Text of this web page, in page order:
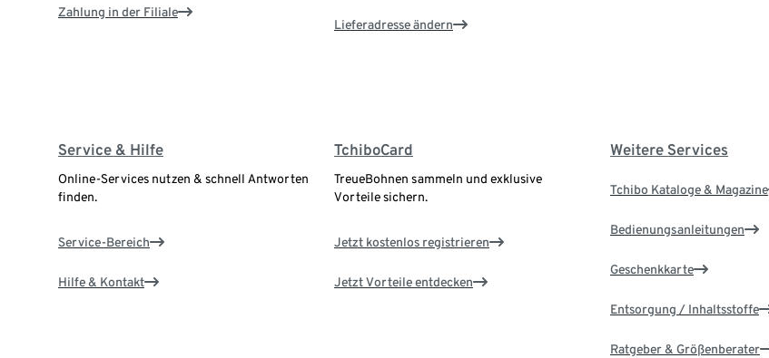
Zahlung in der Filiale
Lieferadresse ändern
Service & Hilfe
Online-Services nutzen & schnell Antworten
finden.
Service-Bereich
Hilfe & Kontakt
TchiboCard
TreueBohnen sammeln und exklusive
Vorteile sichern.
Jetzt kostenlos registrieren
Jetzt Vorteile entdecken
Weitere Services
Tchibo Kataloge & Magazine
Bedienungsanleitungen
Geschenkkarte
Entsorgung / Inhaltsstoffe
Ratgeber & Größenberater